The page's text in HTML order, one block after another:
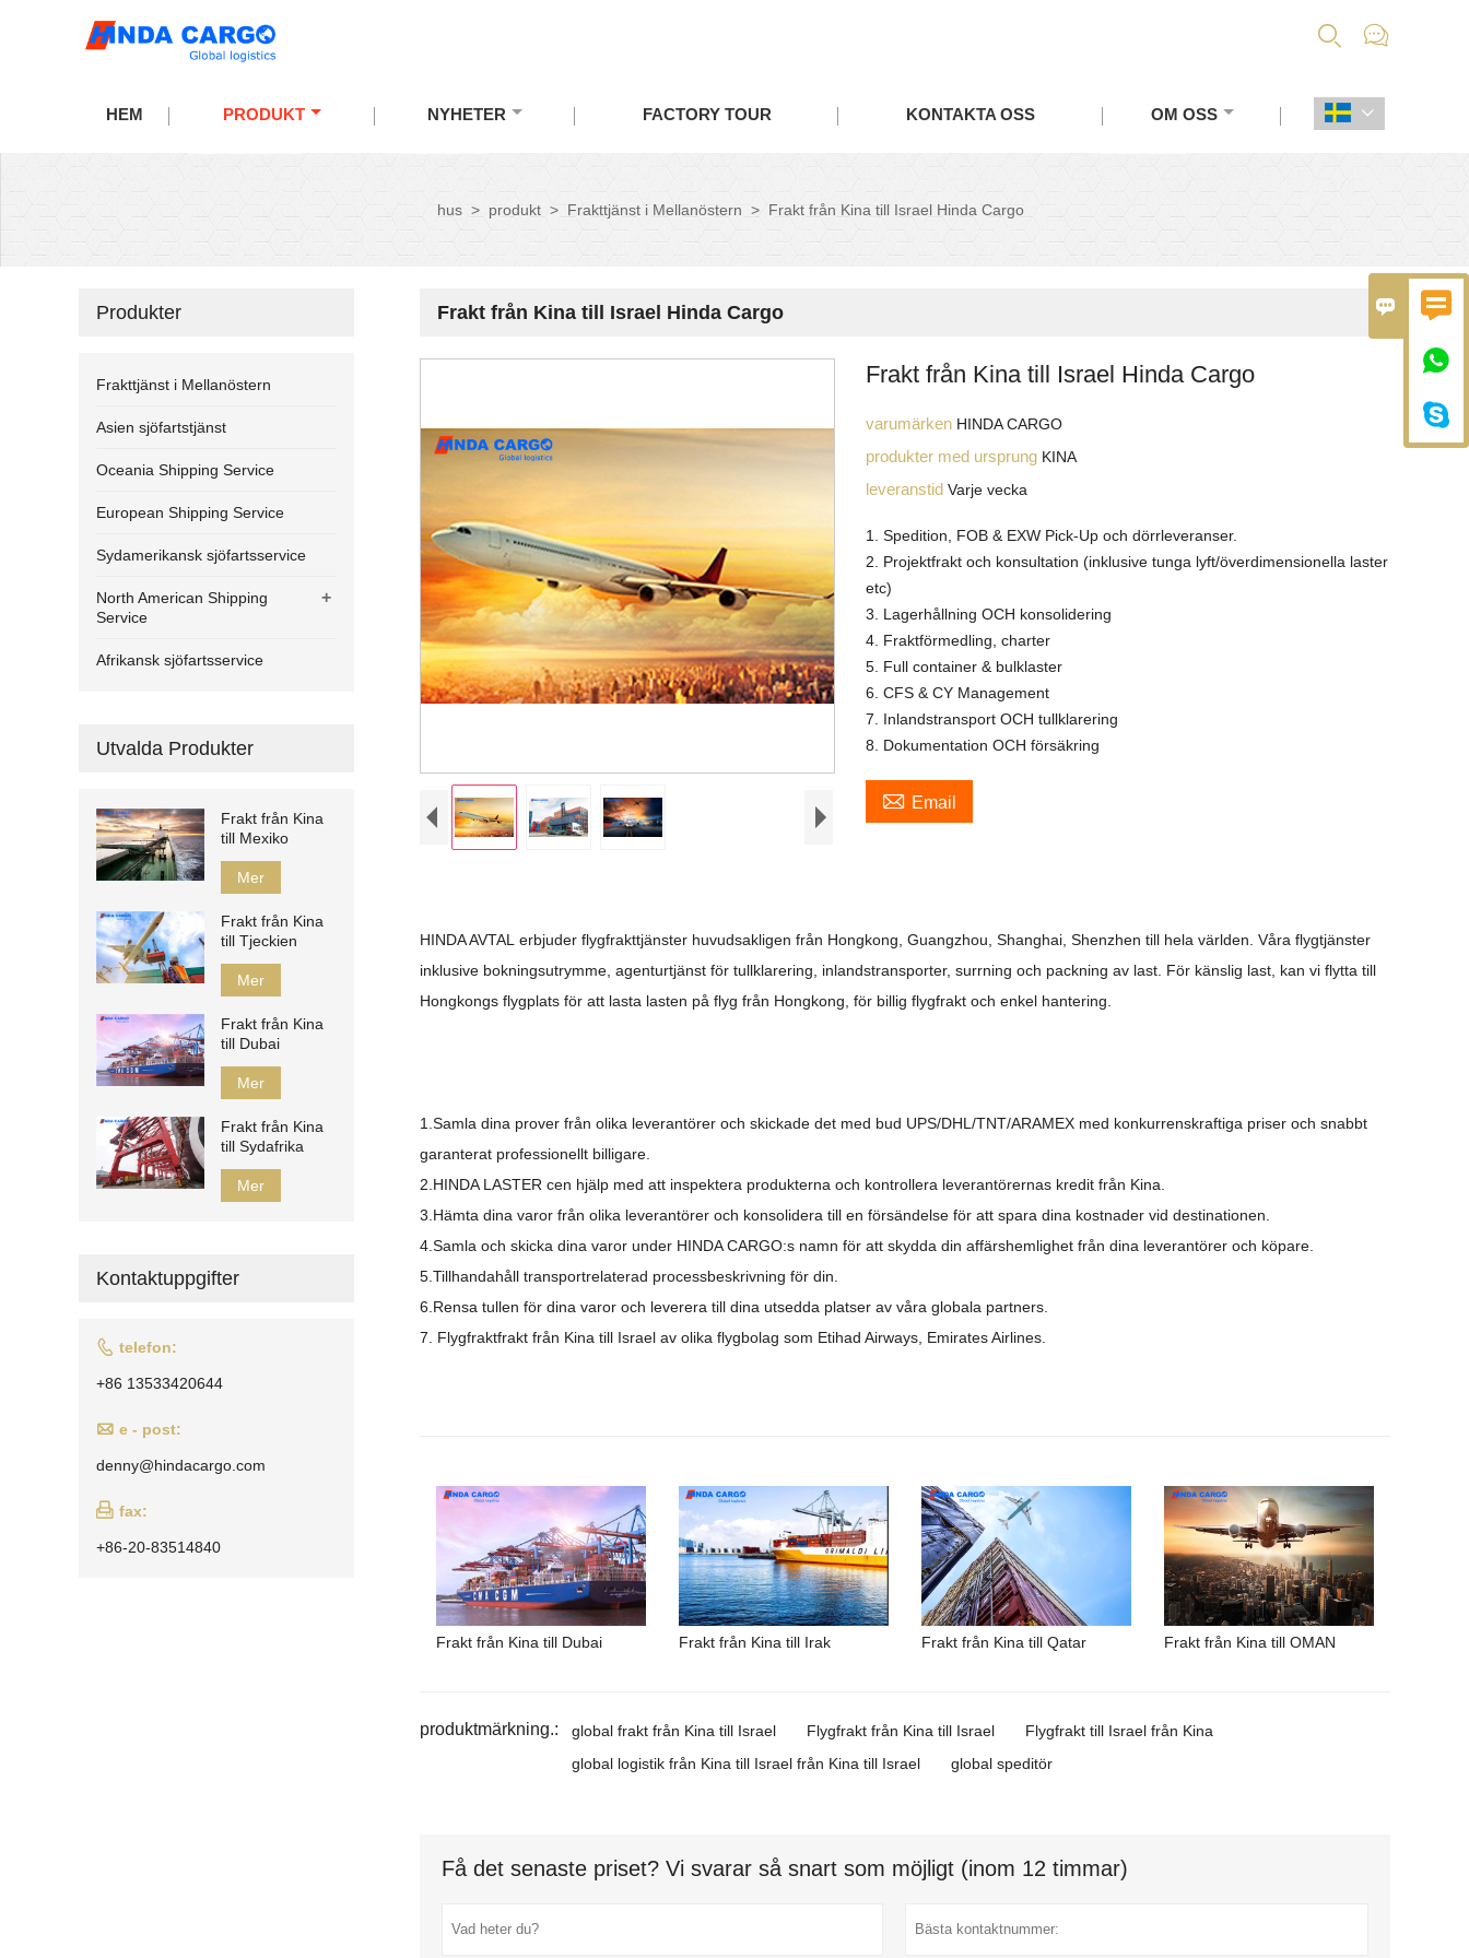
 


 
HEM PRODUKT NYHETER FACTORY TOUR KONTAKTA OSS OM OSS 
hus > produkt > Frakttjänst i Mellanöstern > Frakt från Kina till Israel Hinda Cargo
Frakt från Kina till Israel Hinda Cargo
Frakt från Kina till Israel Hinda Cargo
varumärken HINDA CARGO
produkter med ursprung KINA
leveranstidVarje vecka
1. Spedition, FOB & EXW Pick-Up och dörrleveranser.
2. Projektfrakt och konsultation (inklusive tunga lyft/överdimensionella laster
etc)
3. Lagerhållning OCH konsolidering
4. Fraktförmedling, charter
5. Full container & bulklaster
6. CFS & CY Management
7. Inlandstransport OCH tullklarering
8. Dokumentation OCH försäkring
 Email
HINDA AVTAL erbjuder flygfrakttjänster huvudsakligen från Hongkong, Guangzhou, Shanghai, Shenzhen till hela världen. Våra flygtjänster
inklusive bokningsutrymme, agenturtjänst för tullklarering, inlandstransporter, surrning och packning av last. För känslig last, kan vi flytta till
Hongkongs flygplats för att lasta lasten på flyg från Hongkong, för billig flygfrakt och enkel hantering.
1. Samla dina prover från olika leverantörer och skickade det med bud UPS/DHL/TNT/ARAMEX med konkurrenskraftiga priser och snabbt
garanterat professionellt billigare.
2.HINDA LASTER cen hjälp med att inspektera produkterna och kontrollera leverantörernas kredit från Kina.
3 .Hämta dina varor från olika leverantörer och konsolidera till en försändelse för att spara dina kostnader vid destinationen.
4. Samla och skicka dina varor under HINDA CARGO:s namn för att skydda din affärshemlighet från dina leverantörer och köpare.
5. Tillhandahåll transportrelaterad processbeskrivning för din.
6.Rensa tullen för dina varor och leverera till dina utsedda platser av våra globala partners.
7. Flygfraktfrakt från Kina till Israel av olika flygbolag som Etihad Airways, Emirates Airlines.
Frakt från Kina till Dubai Frakt från Kina till Irak Frakt från Kina till Qatar Frakt från Kina till OMAN
produktmärkning.: global frakt från Kina till Israel Flygfrakt från Kina till Israel
Flygfrakt till Israel från Kina
global logistik från Kina till Israel från Kina till Israel
global speditör
Få det senaste priset? Vi svarar så snart som möjligt (inom 12 timmar)
Produkter
Frakttjänst i Mellanöstern
Asien sjöfartstjänst
Oceania Shipping Service
European Shipping Service
Sydamerikansk sjöfartsservice
+
North American Shipping
Service
Afrikansk sjöfartsservice
Utvalda Produkter
Frakt från Kina
till Mexiko
Mer
Frakt från Kina
till Tjeckien
Mer
Frakt från Kina
till Dubai
Mer
Frakt från Kina
till Sydafrika
Mer
Kontaktuppgifter
 telefon:
+86 13533420644
 e - post:
denny@hindacargo.com
 fax:
+86-20-83514840